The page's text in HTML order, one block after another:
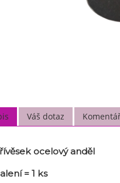
Váš dotaz
ocelový anděl
= 1 ks